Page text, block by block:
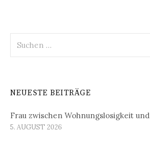
nach:
NEUESTE BEITRÄGE
Frau zwischen Wohnungslosigkeit
5. AUGUST 2026